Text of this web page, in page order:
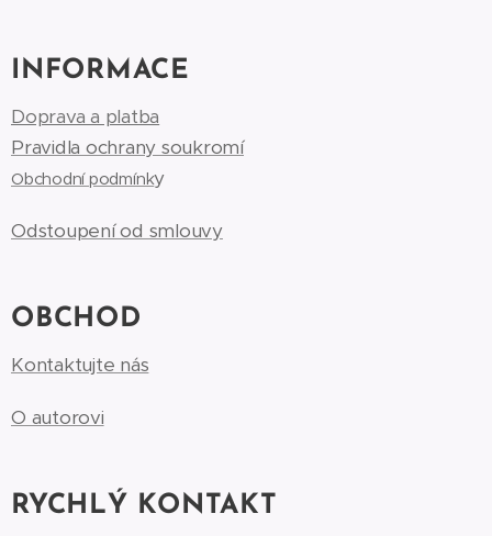
INFORMACE
Doprava a platba
Pravidla ochrany soukromí
Obchodní podmínky
Odstoupení od smlouvy
OBCHOD
Kontaktujte nás
O autorovi
RYCHLÝ KONTAKT